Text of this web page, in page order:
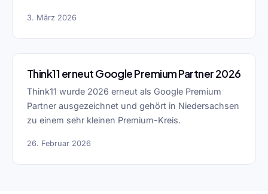
3. März 2026
Think11 erneut Google Premium Partner 2026
Think11 wurde 2026 erneut als Google Premium
Partner ausgezeichnet und gehört in Niedersachsen
zu einem sehr kleinen Premium-Kreis.
26. Februar 2026